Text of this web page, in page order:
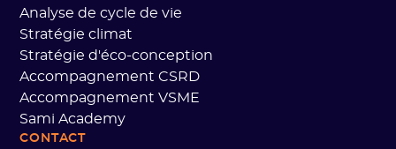
Analyse de cycle de vie
Stratégie climat
Stratégie d'éco-conception
Accompagnement CSRD
Accompagnement VSME
Sami Academy
CONTACT